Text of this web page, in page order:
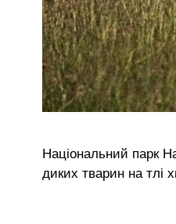
Національний парк
диких тварин на тлі